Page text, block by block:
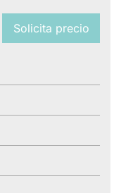
Solicita precio